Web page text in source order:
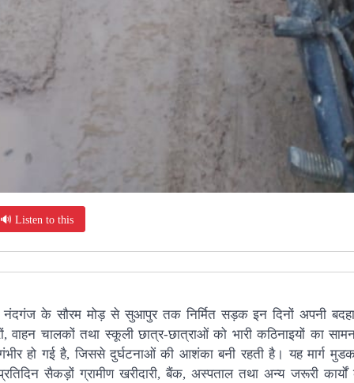
🔊 Listen to this
नंदगंज के सौरम मोड़ से सुआपुर तक निर्मित सड़क इन दिनों अपनी
चालकों तथा स्कूली छात्र-छात्राओं को भारी कठिनाइयों का
हो गई है, जिससे दुर्घटनाओं की आशंका बनी रहती है। यह मार्ग
सैकड़ों ग्रामीण खरीदारी, बैंक, अस्पताल तथा अन्य जरूरी कार्यों